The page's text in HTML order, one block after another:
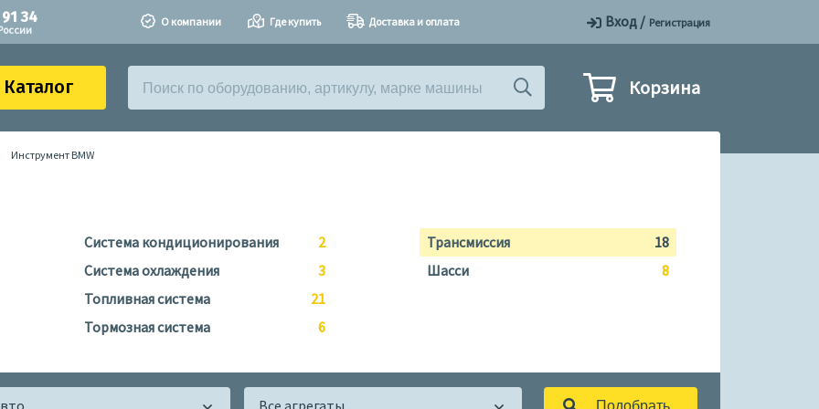
34 Вход / Регистрация
О компании Где купить Доставка и оплата
Каталог Корзина
Инструмент BMW
Система кондиционирования
2
Система охлаждения
3
Топливная система
21
Тормозная система
6
Трансмиссия
18
Шасси
8
Все агрегаты Подобрать